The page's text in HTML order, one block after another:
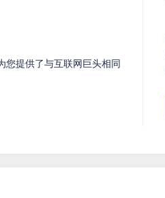
您提供了与互联网巨头相同